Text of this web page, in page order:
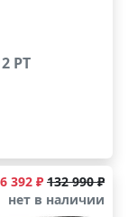
PT
392 ₽ 132 990 ₽
нет в наличии